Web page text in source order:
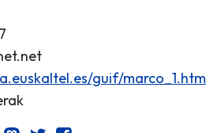
guif/marco_1.htm